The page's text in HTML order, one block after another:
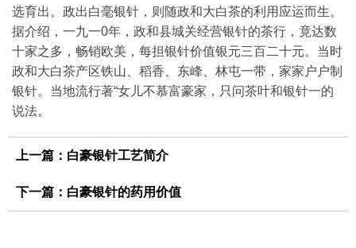
选育出。政出白毫银针，则随政和大白茶的利用应运而生。
据介绍，一九一0年，政和县城关经营银针的茶行，竟达数
十家之多，畅销欧美，每担银针价值银元三百二十元。当时
政和大白茶产区铁山、稻香、东峰、林屯一带，家家户户制
银针。当地流行著“女儿不慕富豪家，只问茶叶和银针一的
说法。
上一篇： 白豪银针工艺简介
下一篇： 白豪银针的药用价值